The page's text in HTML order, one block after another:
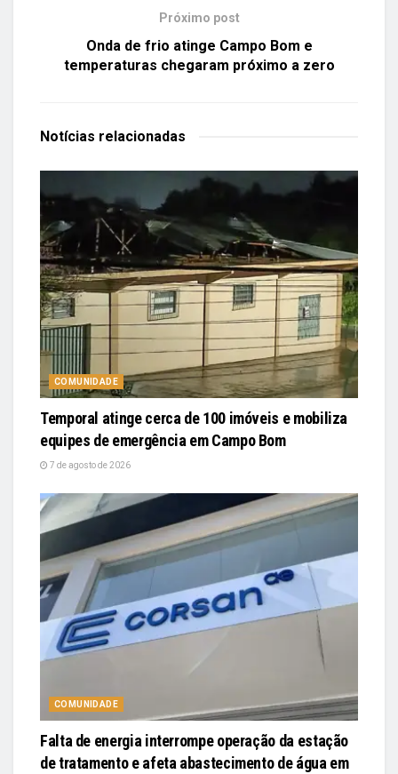
Próximo post
Onda de frio atinge Campo Bom e
temperaturas chegaram próximo a zero
Notícias relacionadas
COMUNIDADE
Temporal atinge cerca de 100 imóveis e mobiliza
equipes de emergência em Campo Bom
7 de agosto de 2026
COMUNIDADE
Falta de energia interrompe operação da estação
de tratamento e afeta abastecimento de água em